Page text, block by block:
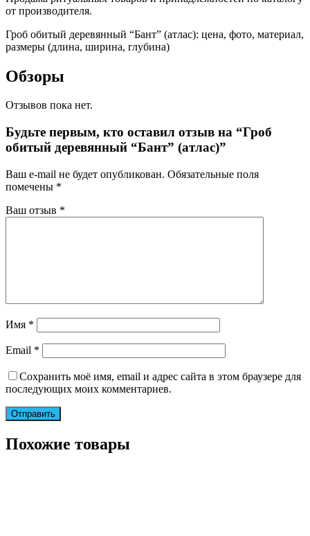
от производителя.
Гроб обитый деревянный “Бант” (атлас): цена, фото, материал,
размеры (длина, ширина, глубина)
Обзоры
Отзывов пока нет.
Будьте первым, кто оставил отзыв на “Гроб
обитый деревянный “Бант” (атлас)”
Ваш e-mail не будет опубликован. Обязательные поля
помечены *
Ваш отзыв *
Имя *
Email *
Сохранить моё имя, email и адрес сайта в этом браузере для
последующих моих комментариев.
Похожие товары